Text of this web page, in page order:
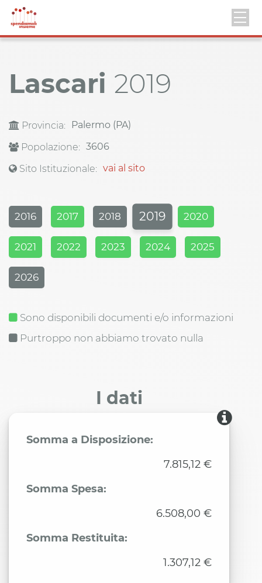
Lascari 2019
Provincia:
Palermo (PA)
Popolazione: 3606
Sito Istituzionale: vai al sito
2016 2017 2018 2019 2020
2021 2022 2023 2024 2025
2026
Sono disponibili documenti e/o informazioni
Purtroppo non abbiamo trovato nulla
I dati
Somma a Disposizione:
7.815,12 €
Somma Spesa:
6.508,00 €
Somma Restituita:
1.307,12 €